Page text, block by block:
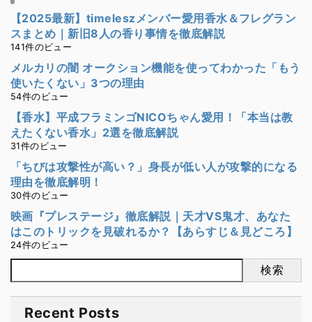
【2025最新】timeleszメンバー愛用香水＆フレグラン
スまとめ｜新旧8人の香り事情を徹底解説
141件のビュー
メルカリの闇 オークション機能を使ってわかった「もう
使いたくない」3つの理由
54件のビュー
【香水】平成フラミンゴNICOちゃん愛用！「本当は教
えたくない香水」2選を徹底解説
31件のビュー
「ちびは攻撃性が高い？」身長が低い人が攻撃的になる
理由を徹底解明！
30件のビュー
映画『プレステージ』徹底解説｜天才VS鬼才、あなた
はこのトリックを見破れるか？【あらすじ＆見どころ】
24件のビュー
検索
Recent Posts